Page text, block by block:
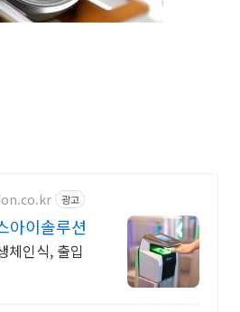
광고
아이솔루션
체인식, 출입